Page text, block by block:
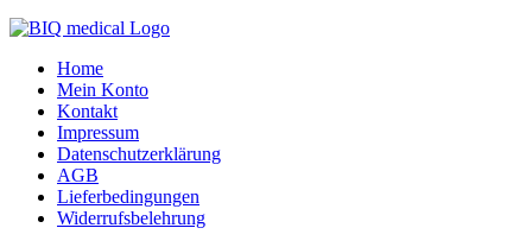
Home
Mein Konto
Kontakt
Impressum
Datenschutzerklärung
AGB
Lieferbedingungen
Widerrufsbelehrung